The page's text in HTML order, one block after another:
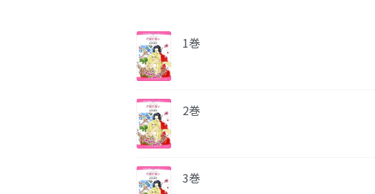
1巻
2巻
3巻